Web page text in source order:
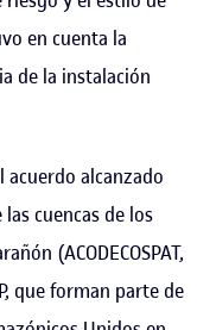
en cuenta la
de la instalación
acuerdo alcanzado
cuencas de los
(ACODECOSPAT,
que forman parte de